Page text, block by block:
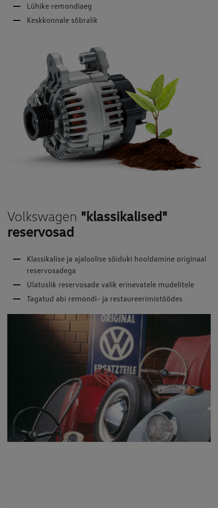
Lühike remondiaeg
Keskkonnale sõbralik
Volkswagen "klassikalised"
reservosad
Klassikalise ja ajaloolise sõiduki hooldamine originaal
reservosadega
Ulatuslik reservosade valik erinevatele mudelitele
Tagatud abi remondi- ja restaureerimistöödes